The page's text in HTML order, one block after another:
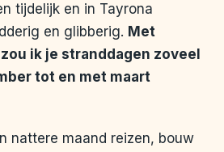
tijdelijk en in Tayrona
en glibberig. Met
ik je stranddagen zoveel
tot en met maart
nattere maand reizen, bouw